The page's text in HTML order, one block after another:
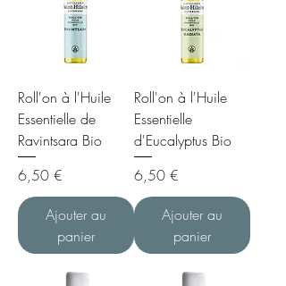
Roll'on à l'Huile
Essentielle de
Ravintsara Bio
Prix
6,50 €
Ajouter au
panier
Roll'on à l'Huile
Essentielle
d'Eucalyptus Bio
Prix
6,50 €
Ajouter au
panier